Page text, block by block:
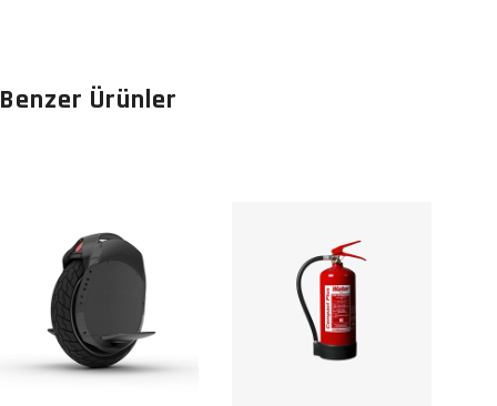
Benzer Ürünler